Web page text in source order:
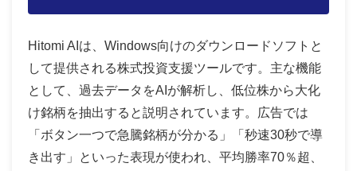
Hitomi AIは、Windows向けのダウンロードソフトと
して提供される株式投資支援ツールです。主な機能
として、過去データをAIが解析し、低位株から大化
け銘柄を抽出すると説明されています。広告では
「ボタン一つで急騰銘柄が分かる」「秒速30秒で導
き出す」といった表現が使われ、平均勝率70％超、